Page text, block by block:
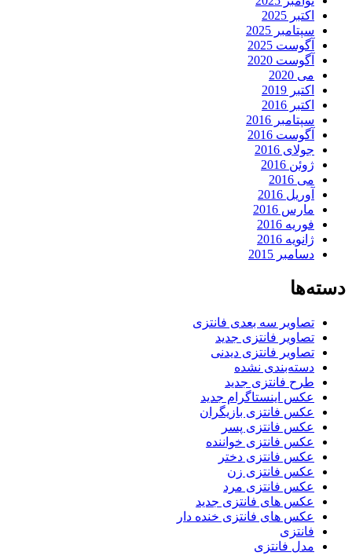
اکتبر 2025
سپتامبر 2025
آگوست 2025
آگوست 2020
می 2020
اکتبر 2019
اکتبر 2016
سپتامبر 2016
آگوست 2016
جولای 2016
ژوئن 2016
می 2016
آوریل 2016
مارس 2016
فوریه 2016
ژانویه 2016
دسامبر 2015
دسته‌ها
تصاویر سه بعدی فانتزی
تصاویر فانتزی جدید
تصاویر فانتزی دیدنی
دسته‌بندی نشده
طرح فانتزی جدید
عکس اینستاگرام جدید
عکس فانتزی بازیگران
عکس فانتزی پسر
عکس فانتزی خواننده
عکس فانتزی دختر
عکس فانتزی زن
عکس فانتزی مرد
عکس های فانتزی جدید
عکس های فانتزی خنده دار
فانتزی
مدل فانتزی